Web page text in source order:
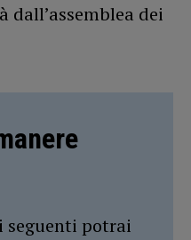
dall’assemblea dei
seguenti potrai